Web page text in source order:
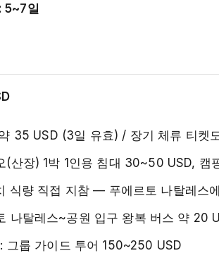
5~7일
35 USD (3일 유효) / 장기 체류 티켓
(산장) 1박 1인용 침대 30~50 USD, 캠
식량 직접 지참 — 푸에르토 나탈레스
나탈레스~공원 입구 왕복 버스 약 20
그룹 가이드 투어 150~250 USD